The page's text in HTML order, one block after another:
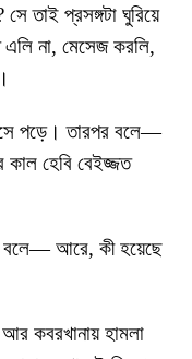
তাই প্রসঙ্গটা ঘুরিয়ে
না, মেসেজ করলি,
বসে পড়ে। তারপর বলে—
হেবি বেইজ্জত
বলে— আরে, কী হয়েছে
কবরখানায় হামলা